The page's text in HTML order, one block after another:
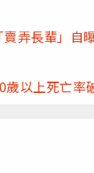
弄長輩」自
以上死亡